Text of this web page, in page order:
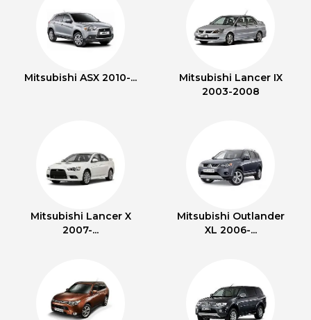
Mitsubishi ASX 2010-...
Mitsubishi Lancer IX
2003-2008
Mitsubishi Lancer X
2007-...
Mitsubishi Outlander
XL 2006-...